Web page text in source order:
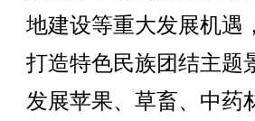
地建设等重大发展机遇
打造特色民族团结主题
发展苹果、草畜、中药